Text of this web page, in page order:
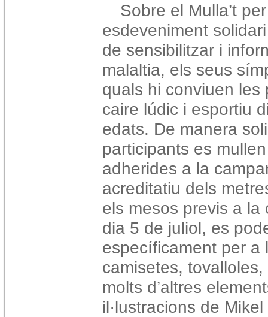
Sobre el Mulla’t
esdeveniment
de sensibilitzar i
malaltia, els seus
quals hi conviuen
caire lúdic i esportiu
edats. De manera
participants es
adherides a la
acreditatiu dels
els mesos previs a
dia 5 de juliol, es
específicament per a
camisetes,
molts d’altres
il·lustracions de